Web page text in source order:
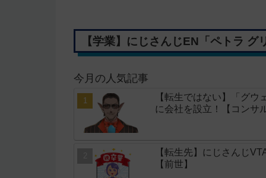
【学業】にじさんじEN「ペトラ
今月の人気記事
【転生ではない】「グ
に会社を設立！【コンサ
【転生先】にじさんじ
【前世】